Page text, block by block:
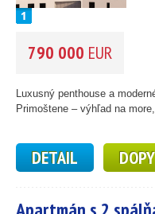
790 000 EUR
Luxusný penthouse a
Primoštene – výhľad na
DETAIL